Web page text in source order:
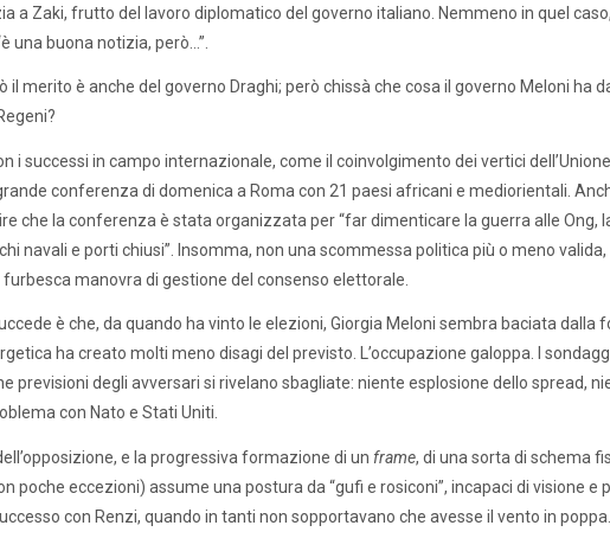
a Zaki, frutto del lavoro diplomatico del governo italiano. Nemmeno in quel
una buona notizia, però…”.
il merito è anche del governo Draghi; però chissà che cosa il governo Meloni ha
i successi in campo internazionale, come il coinvolgimento dei vertici
conferenza di domenica a Roma con 21 paesi africani e mediorientali.
che la conferenza è stata organizzata per “far dimenticare la guerra alle Ong,
navali e porti chiusi”. Insomma, non una scommessa politica più o meno
manovra di gestione del consenso elettorale.
è che, da quando ha vinto le elezioni, Giorgia Meloni sembra baciata dalla
ha creato molti meno disagi del previsto. L’occupazione galoppa. I
previsioni degli avversari si rivelano sbagliate: niente esplosione dello spread,
con Nato e Stati Uniti.
e la progressiva formazione di un frame, di una sorta di schema
poche eccezioni) assume una postura da “gufi e rosiconi”, incapaci di visione e
con Renzi, quando in tanti non sopportavano che avesse il vento in poppa.